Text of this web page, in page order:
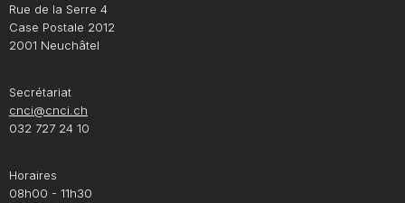
Rue de la Serre 4
Case Postale 2012
2001 Neuchâtel
Secrétariat
cnci@cnci.ch
032 727 24 10
Horaires
08h00 - 11h30